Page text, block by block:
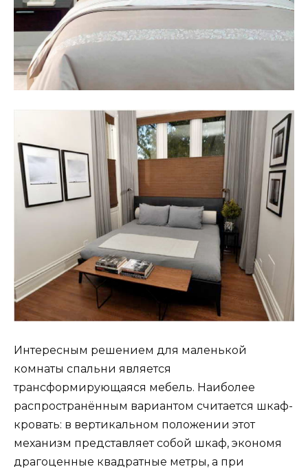
Интересным решением для маленькой
комнаты спальни является
трансформирующаяся мебель. Наиболее
распространённым вариантом считается шкаф-
кровать: в вертикальном положении этот
механизм представляет собой шкаф, экономя
драгоценные квадратные метры, а при